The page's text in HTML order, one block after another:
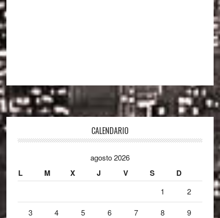
CALENDARIO
agosto 2026
L M X J V S D
1 2
3 4 5 6 7 8 9